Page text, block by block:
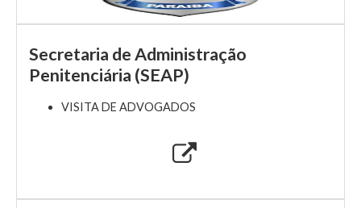
Secretaria de Administração
Penitenciária (SEAP)
VISITA DE ADVOGADOS